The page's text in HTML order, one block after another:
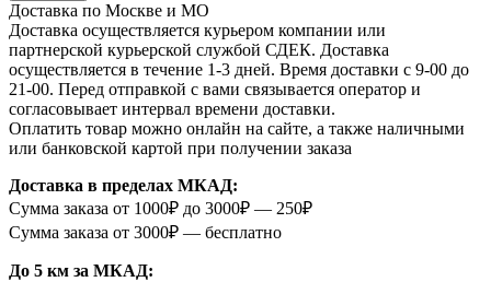
Доставка по Москве и МО
Доставка осуществляется курьером компании или
партнерской курьерской службой СДЕК. Доставка
осуществляется в течение 1-3 дней. Время доставки с 9-00 до
21-00. Перед отправкой с вами связывается оператор и
согласовывает интервал времени доставки.
Оплатить товар можно онлайн на сайте, а также наличными
или банковской картой при получении заказа
Доставка в пределах МКАД:
Сумма заказа от 1000₽ до 3000₽ — 250₽
Сумма заказа от 3000₽ — бесплатно
До 5 км за МКАД: